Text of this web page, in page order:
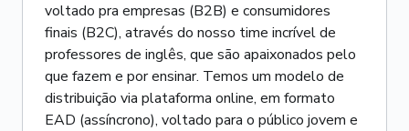
voltado pra empresas (B2B) e consumidores
finais (B2C), através do nosso time incrível de
professores de inglês, que são apaixonados pelo
que fazem e por ensinar. Temos um modelo de
distribuição via plataforma online, em formato
EAD (assíncrono), voltado para o público jovem e